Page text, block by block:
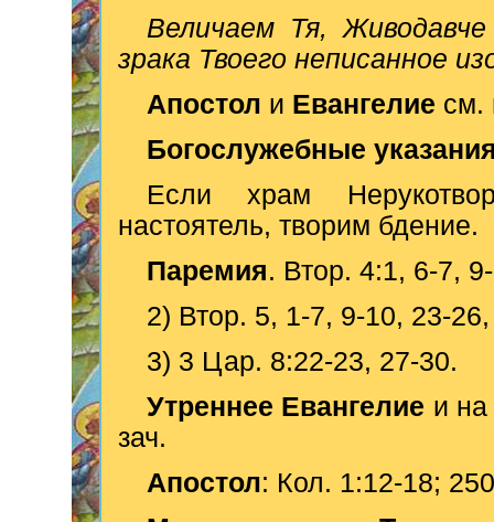
Величаем Тя,
зрака Твоего неписанное
Апостол и Евангелие см.
Богослужебные
Если храм
настоятель, творим бдение.
Паремия. Втор. 4:1, 6-7,
2) Втор. 5, 1-7, 9-10, 23-
3) 3 Цар. 8:22-23, 27-30.
Утреннее Евангелие и
зач.
Апостол: Кол. 1:12-18;